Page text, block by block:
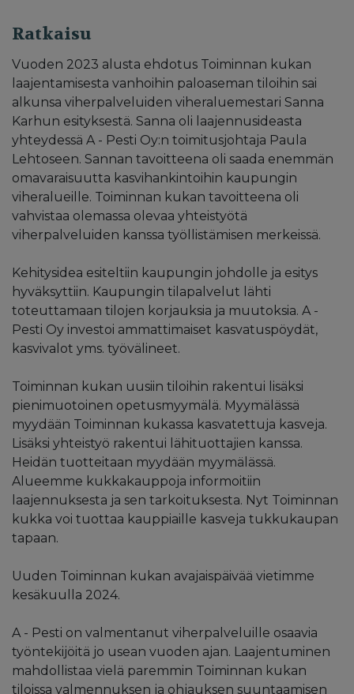
Ratkaisu
Vuoden 2023 alusta ehdotus Toiminnan kukan
laajentamisesta vanhoihin paloaseman tiloihin sai
alkunsa viherpalveluiden viheraluemestari Sanna
Karhun esityksestä. Sanna oli laajennusideasta
yhteydessä A - Pesti Oy:n toimitusjohtaja Paula
Lehtoseen. Sannan tavoitteena oli saada enemmän
omavaraisuutta kasvihankintoihin kaupungin
viheralueille. Toiminnan kukan tavoitteena oli
vahvistaa olemassa olevaa yhteistyötä
viherpalveluiden kanssa työllistämisen merkeissä.
Kehitysidea esiteltiin kaupungin johdolle ja esitys
hyväksyttiin. Kaupungin tilapalvelut lähti
toteuttamaan tilojen korjauksia ja muutoksia. A -
Pesti Oy investoi ammattimaiset kasvatuspöydät,
kasvivalot yms. työvälineet.
Toiminnan kukan uusiin tiloihin rakentui lisäksi
pienimuotoinen opetusmyymälä. Myymälässä
myydään Toiminnan kukassa kasvatettuja kasveja.
Lisäksi yhteistyö rakentui lähituottajien kanssa.
Heidän tuotteitaan myydään myymälässä.
Alueemme kukkakauppoja informoitiin
laajennuksesta ja sen tarkoituksesta. Nyt Toiminnan
kukka voi tuottaa kauppiaille kasveja tukkukaupan
tapaan.
Uuden Toiminnan kukan avajaispäivää vietimme
kesäkuulla 2024.
A - Pesti on valmentanut viherpalveluille osaavia
työntekijöitä jo usean vuoden ajan. Laajentuminen
mahdollistaa vielä paremmin Toiminnan kukan
tiloissa valmennuksen ja ohjauksen suuntaamisen